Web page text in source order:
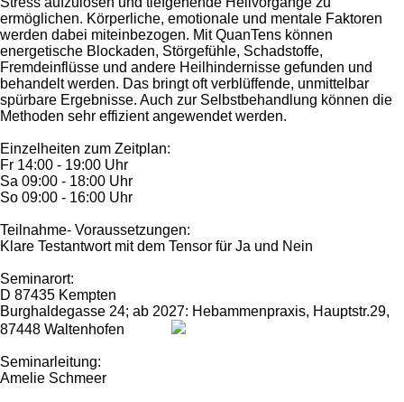
ermöglichen. Körperliche, emotionale und mentale Faktoren
werden dabei miteinbezogen. Mit QuanTens können
energetische Blockaden, Störgefühle, Schadstoffe,
Fremdeinflüsse und andere Heilhindernisse gefunden und
behandelt werden. Das bringt oft verblüffende, unmittelbar
spürbare Ergebnisse. Auch zur Selbstbehandlung können die
Methoden sehr effizient angewendet werden.
Einzelheiten zum Zeitplan:
Fr 14:00 - 19:00 Uhr
Sa 09:00 - 18:00 Uhr
So 09:00 - 16:00 Uhr
Teilnahme- Voraussetzungen:
Klare Testantwort mit dem Tensor für Ja und Nein
Seminarort:
D 87435 Kempten
Burghaldegasse 24; ab 2027: Hebammenpraxis, Hauptstr.29,
87448 Waltenhofen
Seminarleitung:
Amelie Schmeer